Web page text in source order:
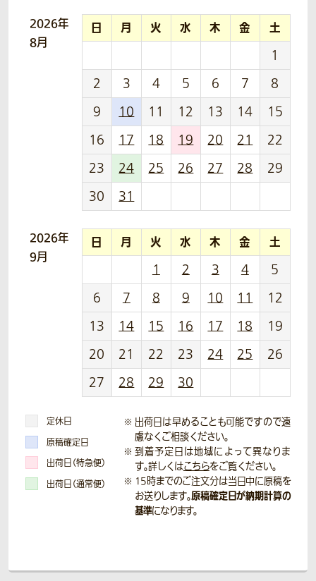
2026年
8月
日 月 火 水 木 金 土
1
2
3 4 5 6 7
8
9
10 11 12 13 14
15
16
17 18 19 20 21
22
23
24 25 26 27 28
29
30
31
2026年
9月
日 月 火 水 木 金 土
1 2 3 4
5
6
7 8 9 10 11
12
13
14 15 16 17 18
19
20
21 22 23 24 25
26
27
28 29 30
定休日
原稿確定日
出荷日（特急便）
出荷日（通常便）
出荷日は早めることも可能ですので遠
慮なくご相談ください。
到着予定日は地域によって異なりま
す。詳しくはこちらをご覧ください。
15時までのご注文分は当日中に原稿を
お送りします。原稿確定日が納期計算の
基準になります。